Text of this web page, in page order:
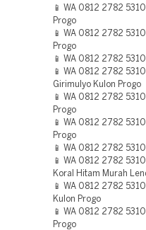
📱 WA 0812 2782
Progo
📱 WA 0812 2782
Progo
📱 WA 0812 2782
📱 WA 0812 2782
Girimulyo Kulon Progo
📱 WA 0812 2782
Progo
📱 WA 0812 2782
Progo
📱 WA 0812 2782
📱 WA 0812 2782
Koral Hitam Murah
📱 WA 0812 2782
Kulon Progo
📱 WA 0812 2782
Progo